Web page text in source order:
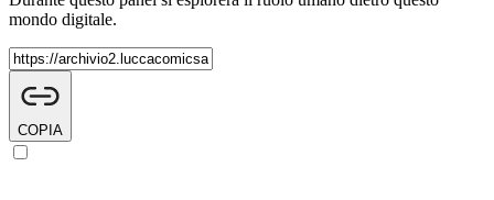
mondo digitale.
COPIA